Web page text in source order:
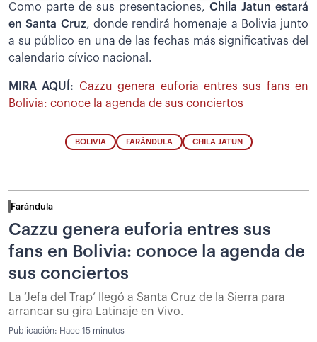
Como parte de sus presentaciones, Chila Jatun estará
en Santa Cruz, donde rendirá homenaje a Bolivia junto
a su público en una de las fechas más significativas del
calendario cívico nacional.
MIRA AQUÍ: Cazzu genera euforia entres sus fans en
Bolivia: conoce la agenda de sus conciertos
BOLIVIA FARÁNDULA CHILA JATUN
Farándula
Cazzu genera euforia entres sus
fans en Bolivia: conoce la agenda de
sus conciertos
La ‘Jefa del Trap’ llegó a Santa Cruz de la Sierra para
arrancar su gira Latinaje en Vivo.
Publicación: Hace 15 minutos